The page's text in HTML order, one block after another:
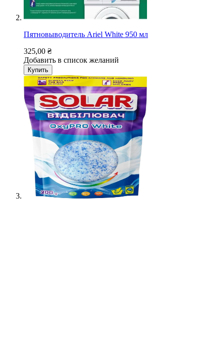
Пятновыводитель Ariel White 950 мл
325,00 ₴
Добавить в список желаний
Купить